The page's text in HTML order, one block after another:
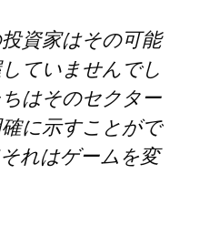
資家はその可能
ていませんでし
はそのセクター
に示すことがで
れはゲームを変